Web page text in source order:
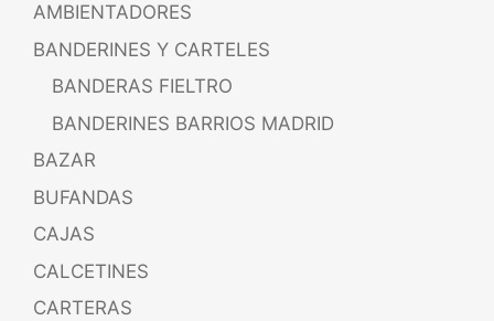
AMBIENTADORES
BANDERINES Y CARTELES
BANDERAS FIELTRO
BANDERINES BARRIOS MADRID
BAZAR
BUFANDAS
CAJAS
CALCETINES
CARTERAS